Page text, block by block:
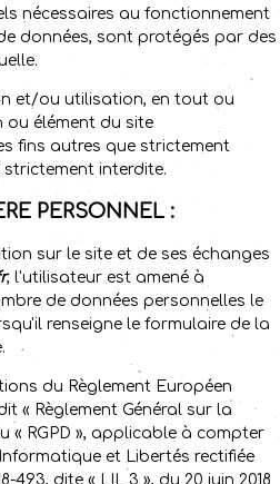
nécessaires au fonctionnement
données, sont protégés par des
et/ou utilisation, en tout ou
élément du site
fins autres que strictement
interdite.
PERSONNEL :
sur le site et de ses échanges
, l'utilisateur est amené à
de données personnelles le
renseigne le formulaire de la
du Règlement Européen
« Règlement Général sur la
« RGPD », applicable à compter
et Libertés rectifiée
493, dite « LIL 3 », du 20 juin 2018